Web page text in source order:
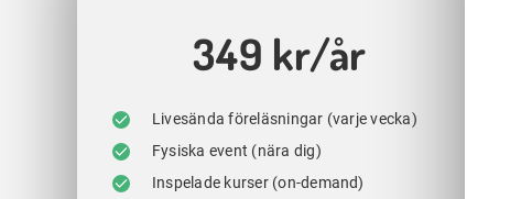
349 kr/år
Livesända föreläsningar (varje vecka)
Fysiska event (nära dig)
Inspelade kurser (on-demand)